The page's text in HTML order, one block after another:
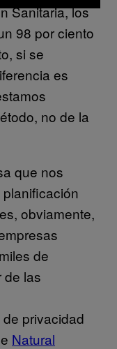
Sanitaria, los
98 por ciento
si se
es
no de la
que nos
obviamente,
de
las
privacidad
Natural